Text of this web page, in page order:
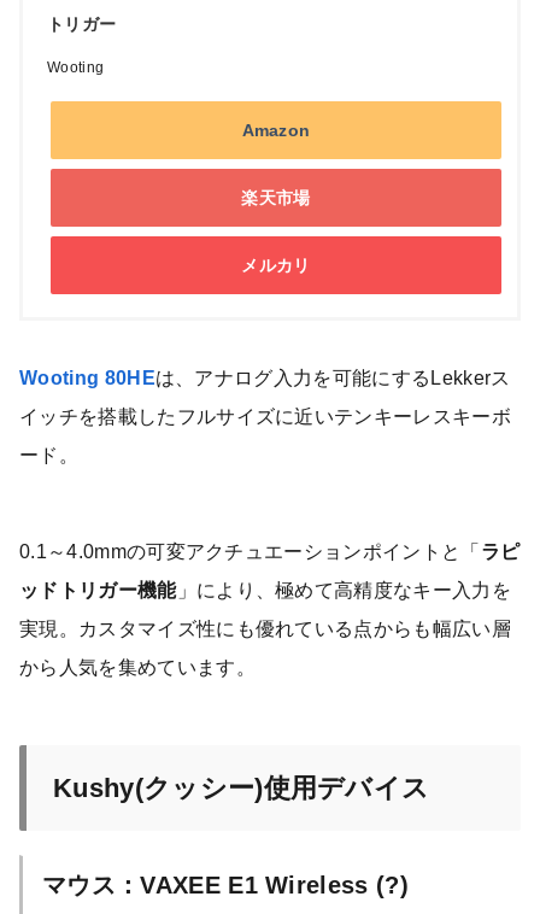
トリガー
Wooting
Amazon
楽天市場
メルカリ
Wooting 80HEは、アナログ入力を可能にするLekkerス
イッチを搭載したフルサイズに近いテンキーレスキーボ
ード。
0.1～4.0mmの可変アクチュエーションポイントと「 ラピ
ッドトリガー機能」により、極めて高精度なキー入力を
実現。カスタマイズ性にも優れている点からも幅広い層
から人気を集めています。
Kushy(クッシー)使用デバイス
マウス：VAXEE E1 Wireless (?)